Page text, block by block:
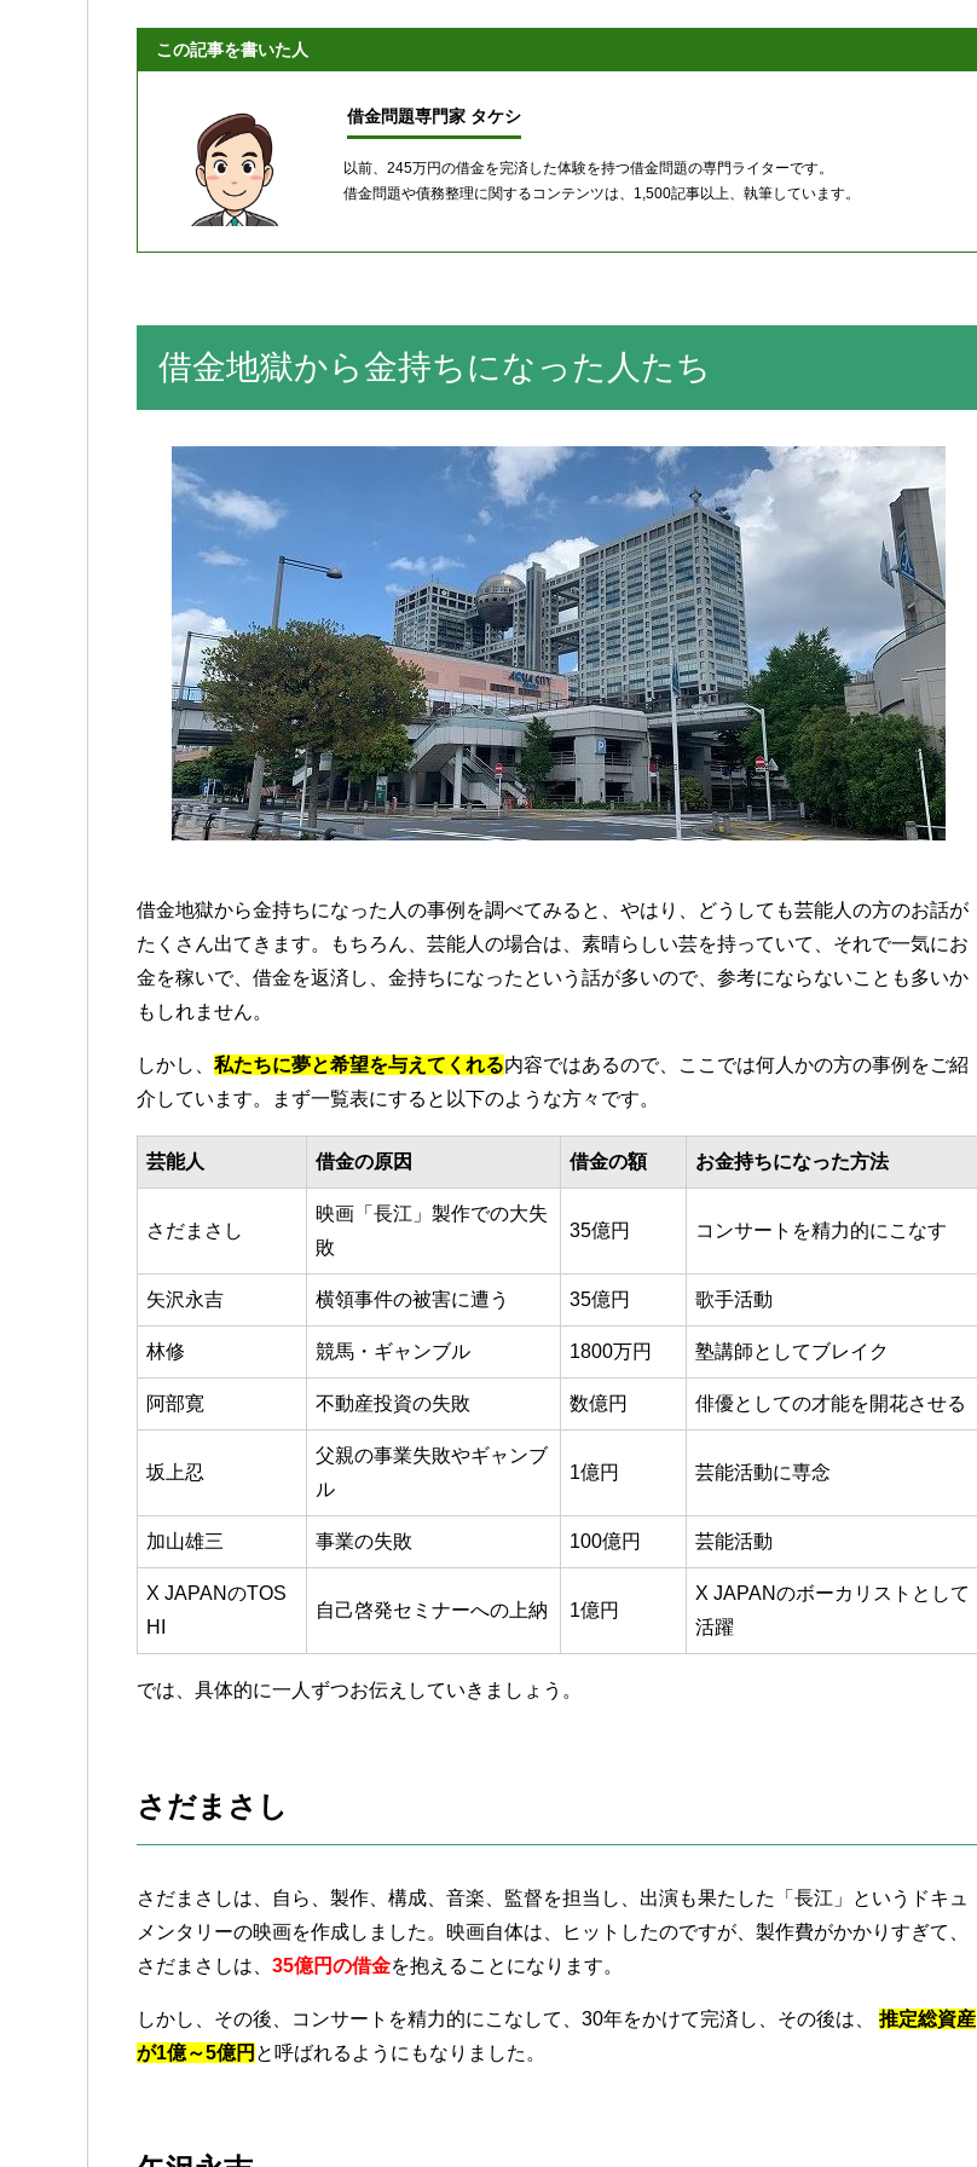
この記事を書いた人
借金問題専門家 タケシ
以前、245万円の借金を完済した体験を持つ借金問題の専門ライターです。
借金問題や債務整理に関するコンテンツは、1,500記事以上、執筆しています。
借金地獄から金持ちになった人たち
借金地獄から金持ちになった人の事例を調べてみると、やはり、どうしても芸能人の方のお話が
たくさん出てきます。もちろん、芸能人の場合は、素晴らしい芸を持っていて、それで一気にお
金を稼いで、借金を返済し、金持ちになったという話が多いので、参考にならないことも多いか
もしれません。
しかし、 私たちに夢と希望を与えてくれる内容ではあるので、ここでは何人かの方の事例をご紹
介しています。まず一覧表にすると以下のような方々です。
芸能人 借金の原因 借金の額 お金持ちになった方法
さだまさし
映画「長江」製作での大失
敗
35億円 コンサートを精力的にこなす
矢沢永吉 横領事件の被害に遭う 35億円 歌手活動
林修 競馬・ギャンブル 1800万円 塾講師としてブレイク
阿部寛 不動産投資の失敗 数億円 俳優としての才能を開花させる
坂上忍
父親の事業失敗やギャンブ
ル
1億円 芸能活動に専念
加山雄三 事業の失敗 100億円 芸能活動
X JAPANのTOS
HI
自己啓発セミナーへの上納 1億円
X JAPANのボーカリストとして
活躍
では、具体的に一人ずつお伝えしていきましょう。
さだまさし
さだまさしは、自ら、製作、構成、音楽、監督を担当し、出演も果たした「長江」というドキュ
メンタリーの映画を作成しました。映画自体は、ヒットしたのですが、製作費がかかりすぎて、
さだまさしは、 35億円の借金を抱えることになります。
しかし、その後、コンサートを精力的にこなして、30年をかけて完済し、その後は、 推定総資産
が1億～5億円 と呼ばれるようにもなりました。